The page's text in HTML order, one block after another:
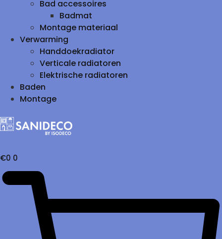
Bad accessoires
Badmat
Montage materiaal
Verwarming
Handdoekradiator
Verticale radiatoren
Elektrische radiatoren
Baden
Montage
€0 0